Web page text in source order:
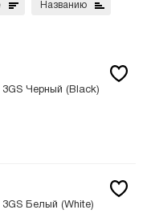
Названию
Черный (Black)
Белый (White)